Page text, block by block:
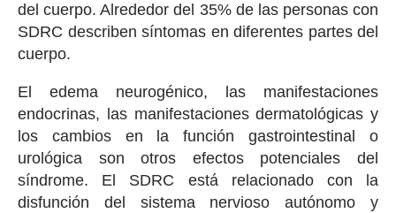
del cuerpo. Alrededor del 35% de las personas con
SDRC describen síntomas en diferentes partes del
cuerpo.
El edema neurogénico, las manifestaciones
endocrinas, las manifestaciones dermatológicas y
los cambios en la función gastrointestinal o
urológica son otros efectos potenciales del
síndrome. El SDRC está relacionado con la
disfunción del sistema nervioso autónomo y